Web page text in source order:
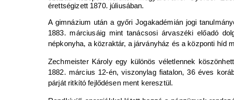
érettségizett 1870. júliusában.
A gimnázium után a győri Jogakadémián jogi
1883. márciusáig mint tanácsosi árvaszéki előadó
népkonyha, a közraktár, a járványház és a központi híd
Zechmeister Károly egy különös véletlennek
1882. március 12-én, viszonylag fiatalon, 36 éves
párját ritkító fejlődésen ment keresztül.